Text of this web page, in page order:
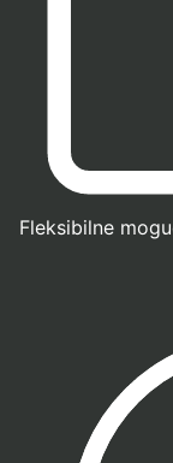
Fleksibilne